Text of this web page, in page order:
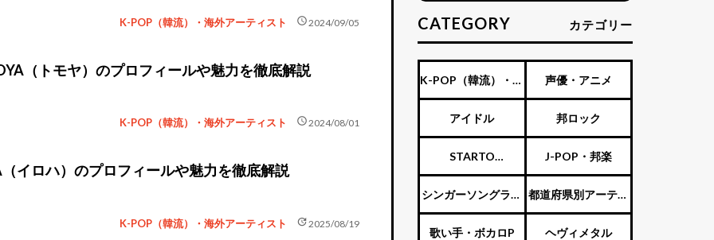
K-POP（韓流）・海外アーティスト schedule2024/09/05
（トモヤ）のプロフィールや魅力を徹底解説
K-POP（韓流）・海外アーティスト schedule2024/08/01
イロハ）のプロフィールや魅力を徹底解説
K-POP（韓流）・海外アーティスト update2025/08/19
CATEGORY カテゴリー
K-POP（韓流）・海
外アーティスト
声優・アニメ
アイドル 邦ロック
STARTO
ENTERTAINMENT（旧
ジャニーズ）
J-POP・邦楽
シンガーソングライ
ター
都道府県別アーティ
スト
歌い手・ボカロP ヘヴィメタル